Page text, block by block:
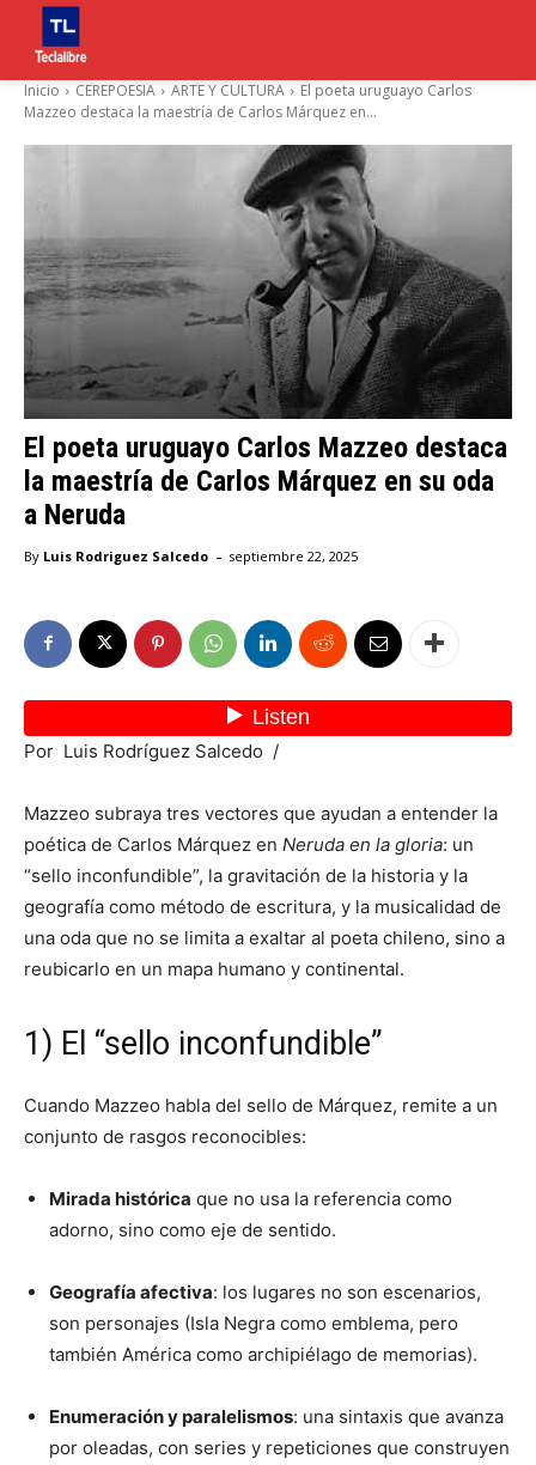
Inicio CEREPOESIA ARTE Y CULTURA
El poeta uruguayo Carlos
Mazzeo destaca la maestría de Carlos Márquez en...
El poeta uruguayo Carlos Mazzeo destaca
la maestría de Carlos Márquez en su oda
a Neruda
By Luis Rodriguez Salcedo - septiembre 22, 2025
Por Luis Rodríguez Salcedo /
Mazzeo subraya tres vectores que ayudan a entender la
poética de Carlos Márquez en Neruda en la gloria: un
“sello inconfundible”, la gravitación de la historia y la
geografía como método de escritura, y la musicalidad de
una oda que no se limita a exaltar al poeta chileno, sino a
reubicarlo en un mapa humano y continental.
1) El “sello inconfundible”
Cuando Mazzeo habla del sello de Márquez, remite a un
conjunto de rasgos reconocibles:
Mirada histórica que no usa la referencia como
adorno, sino como eje de sentido.
Geografía afectiva: los lugares no son escenarios,
son personajes (Isla Negra como emblema, pero
también América como archipiélago de memorias).
Enumeración y paralelismos: una sintaxis que avanza
por oleadas, con series y repeticiones que construyen